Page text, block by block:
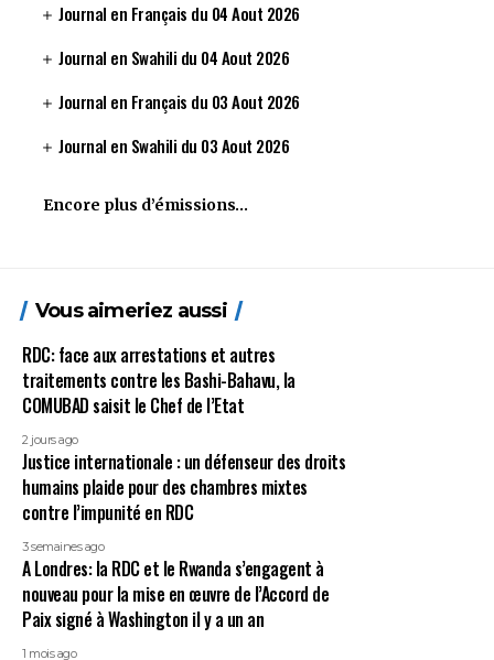
Journal en Français du 04 Aout 2026
Journal en Swahili du 04 Aout 2026
Journal en Français du 03 Aout 2026
Journal en Swahili du 03 Aout 2026
Encore plus d’émissions…
Vous aimeriez aussi
RDC: face aux arrestations et autres
traitements contre les Bashi-Bahavu, la
COMUBAD saisit le Chef de l’Etat
2 jours ago
Justice internationale : un défenseur des droits
humains plaide pour des chambres mixtes
contre l’impunité en RDC
3 semaines ago
A Londres: la RDC et le Rwanda s’engagent à
nouveau pour la mise en œuvre de l’Accord de
Paix signé à Washington il y a un an
1 mois ago